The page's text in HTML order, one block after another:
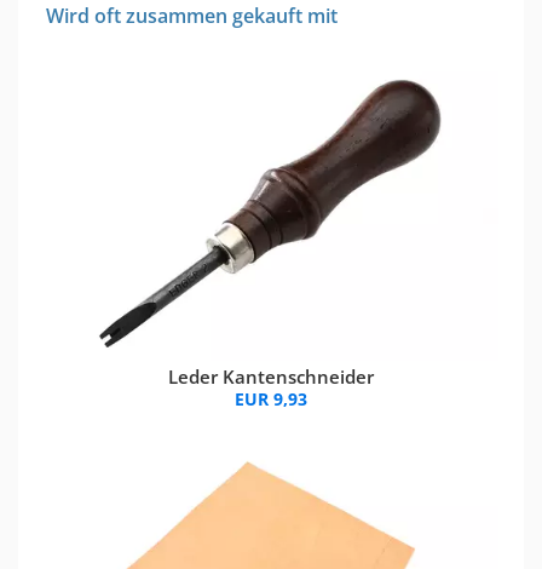
Wird oft zusammen gekauft mit
Leder Kantenschneider
EUR 9,93